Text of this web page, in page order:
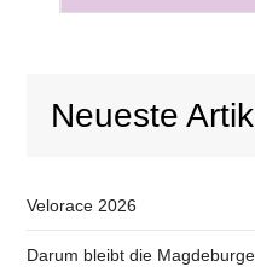
Neueste
Velorace 2026
Darum bleibt die